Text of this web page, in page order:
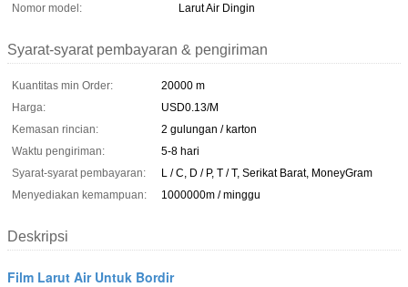
Nomor model:
Larut Air Dingin
Syarat-syarat pembayaran & pengiriman
Kuantitas min Order:
20000 m
Harga:
USD0.13/M
Kemasan rincian:
2 gulungan / karton
Waktu pengiriman:
5-8 hari
Syarat-syarat pembayaran:
L / C, D / P, T / T, Serikat Barat, MoneyGram
Menyediakan kemampuan:
1000000m / minggu
Deskripsi
Film Larut Air Untuk Bordir